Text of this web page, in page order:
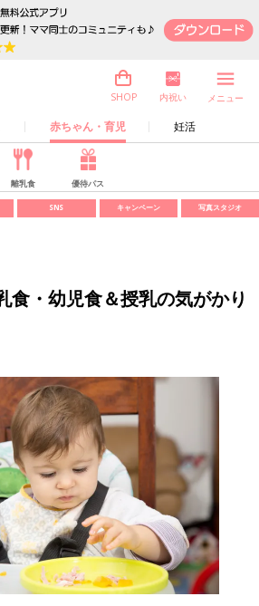
赤ちゃん・育児 妊活
SHOP 内祝い メニュー
離乳食 優待パス
SNS キャンペーン 写真スタジオ
食・幼児食＆授乳の気がかり